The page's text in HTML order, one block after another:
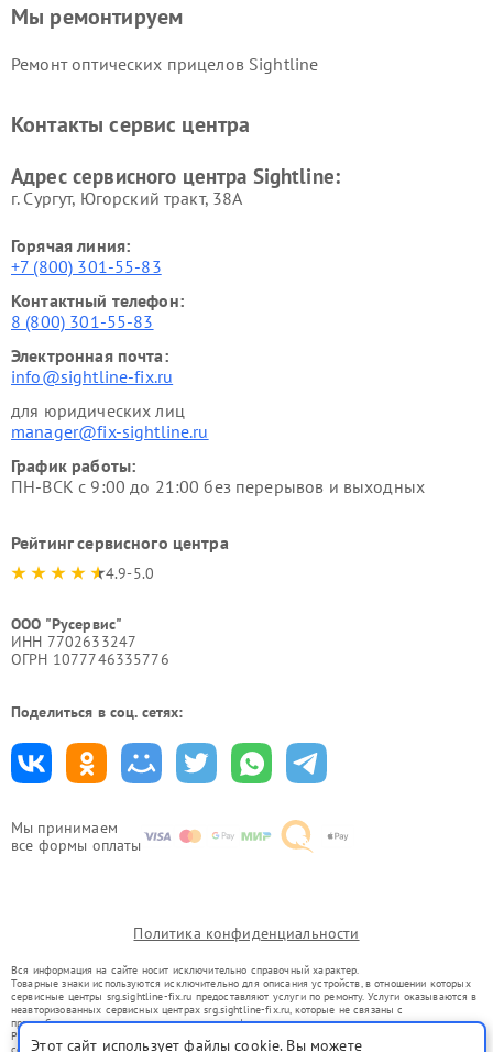
Мы принимаем
все формы оплаты
Мы ремонтируем
Ремонт оптических прицелов Sightline
Контакты сервис центра
Адрес сервисного центра Sightline:
г. Сургут, Югорский тракт, 38А
Горячая линия:
+7 (800) 301-55-83
Контактный телефон:
8 (800) 301-55-83
Электронная почта:
info@sightline-fix.ru
для юридических лиц
manager@fix-sightline.ru
График работы:
ПН-ВСК с 9:00 до 21:00 без перерывов и выходных
Рейтинг сервисного центра
4.9-5.0
ООО "Русервис"
ИНН 7702633247
ОГРН 1077746335776
Поделиться в соц. сетях:
Политика конфиденциальности
Вся информация на сайте носит исключительно справочный характер.
Товарные знаки используются исключительно для описания устройств, в отношении которых
сервисные центры srg.sightline-fix.ru предоставляют услуги по ремонту. Услуги оказываются в
неавторизованных сервисных центрах srg.sightline-fix.ru, которые не связаны с
правообладателями товарных знаков или их официальными представителями.
Ремонт осуществляется для устройств, уже введенных в гражданский оборот в соответствии
Этот сайт использует файлы cookie. Вы можете